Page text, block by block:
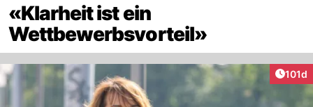
«Klarheit ist ein
Wettbewerbsvorteil»
101d